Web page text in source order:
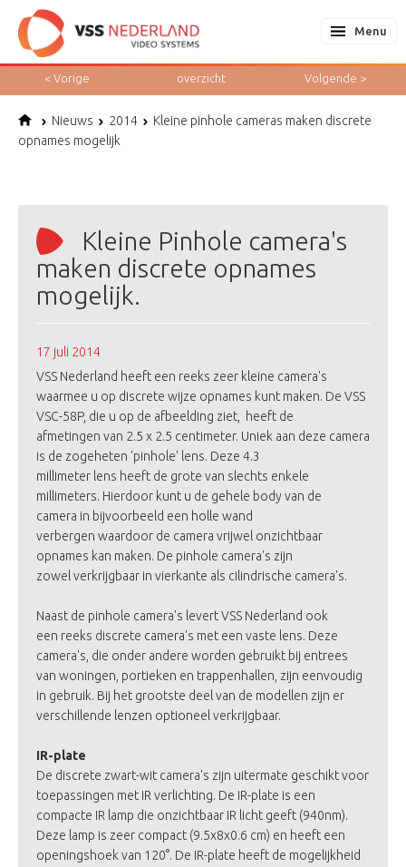
Menu
< Vorige overzicht Volgende >
Nieuws 2014
Kleine pinhole cameras maken discrete
opnames mogelijk
Kleine Pinhole camera's
maken discrete opnames
mogelijk.
17 juli 2014
VSS Nederland heeft een reeks zeer kleine camera's
waarmee u op discrete wijze opnames kunt maken. De VSS
VSC-58P, die u op de afbeelding ziet, heeft de
afmetingen van 2.5 x 2.5 centimeter. Uniek aan deze camera
is de zogeheten 'pinhole' lens. Deze 4.3
millimeter lens heeft de grote van slechts enkele
millimeters. Hierdoor kunt u de gehele body van de
camera in bijvoorbeeld een holle wand
verbergen waardoor de camera vrijwel onzichtbaar
opnames kan maken. De pinhole camera's zijn
zowel verkrijgbaar in vierkante als cilindrische camera's.
Naast de pinhole camera's levert VSS Nederland ook
een reeks discrete camera's met een vaste lens. Deze
camera's, die onder andere worden gebruikt bij entrees
van woningen, portieken en trappenhallen, zijn eenvoudig
in gebruik. Bij het grootste deel van de modellen zijn er
verschillende lenzen optioneel verkrijgbaar.
IR-plate
De discrete zwart-wit camera's zijn uitermate geschikt voor
toepassingen met IR verlichting. De IR-plate is een
compacte IR lamp die onzichtbaar IR licht geeft (940nm).
Deze lamp is zeer compact (9.5x8x0.6 cm) en heeft een
openingshoek van 120°. De IR-plate heeft de mogelijkheid